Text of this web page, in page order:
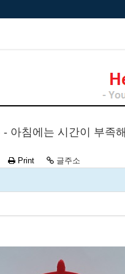
아침에는 시간이 부족해
Print 글주소